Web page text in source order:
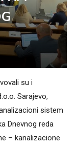
su i
Sarajevo,
sistem
Dnevnog reda
– kanalizacione